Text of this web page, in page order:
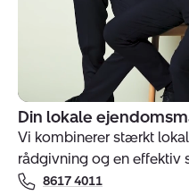
Indehavere
af
ejendomsmægler
Nybolig
Din lokale
Vi kombinerer stærkt
rådgivning og en effektiv
8617 4011